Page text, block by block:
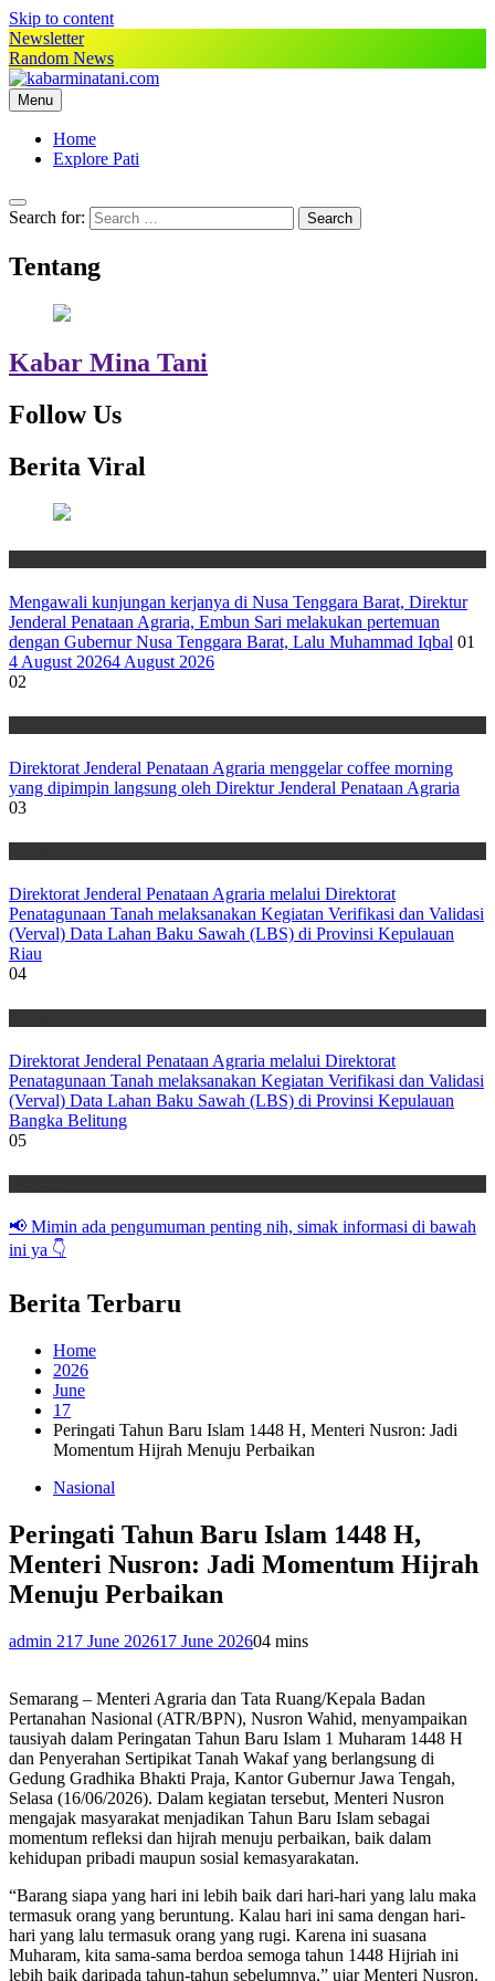
Skip to content
Newsletter
Random News
kabarminatani.com
Menu
Home
Explore Pati
Search for:
Tentang
Kabar Mina Tani
Follow Us
Berita Viral
Mengawali kunjungan kerjanya di Nusa Tenggara Barat, Direktur
Jenderal Penataan Agraria, Embun Sari melakukan pertemuan
dengan Gubernur Nusa Tenggara Barat, Lalu Muhammad Iqbal 01
4 August 20264 August 2026
02
Direktorat Jenderal Penataan Agraria menggelar coffee morning
yang dipimpin langsung oleh Direktur Jenderal Penataan Agraria
03
Direktorat Jenderal Penataan Agraria melalui Direktorat
Penatagunaan Tanah melaksanakan Kegiatan Verifikasi dan Validasi
(Verval) Data Lahan Baku Sawah (LBS) di Provinsi Kepulauan
Riau
04
Direktorat Jenderal Penataan Agraria melalui Direktorat
Penatagunaan Tanah melaksanakan Kegiatan Verifikasi dan Validasi
(Verval) Data Lahan Baku Sawah (LBS) di Provinsi Kepulauan
Bangka Belitung
05
📢 Mimin ada pengumuman penting nih, simak informasi di bawah
ini ya 👇
Berita Terbaru
Home
2026
June
17
Peringati Tahun Baru Islam 1448 H, Menteri Nusron: Jadi
Momentum Hijrah Menuju Perbaikan
Nasional
Peringati Tahun Baru Islam 1448 H,
Menteri Nusron: Jadi Momentum Hijrah
Menuju Perbaikan
admin 217 June 202617 June 202604 mins
Semarang – Menteri Agraria dan Tata Ruang/Kepala Badan
Pertanahan Nasional (ATR/BPN), Nusron Wahid, menyampaikan
tausiyah dalam Peringatan Tahun Baru Islam 1 Muharam 1448 H
dan Penyerahan Sertipikat Tanah Wakaf yang berlangsung di
Gedung Gradhika Bhakti Praja, Kantor Gubernur Jawa Tengah,
Selasa (16/06/2026). Dalam kegiatan tersebut, Menteri Nusron
mengajak masyarakat menjadikan Tahun Baru Islam sebagai
momentum refleksi dan hijrah menuju perbaikan, baik dalam
kehidupan pribadi maupun sosial kemasyarakatan.
“Barang siapa yang hari ini lebih baik dari hari-hari yang lalu maka
termasuk orang yang beruntung. Kalau hari ini sama dengan hari-
hari yang lalu termasuk orang yang rugi. Karena ini suasana
Muharam, kita sama-sama berdoa semoga tahun 1448 Hijriah ini
lebih baik daripada tahun-tahun sebelumnya,” ujar Menteri Nusron.